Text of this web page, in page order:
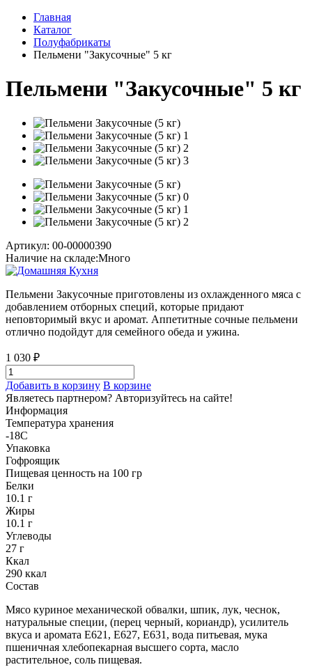
Главная
Каталог
Полуфабрикаты
Пельмени "Закусочные" 5 кг
Пельмени "Закусочные" 5 кг
Артикул: 00-00000390
Наличие на складе:Много
Пельмени Закусочные приготовлены из охлажденного мяса с
добавлением отборных специй, которые придают
неповторимый вкус и аромат. Аппетитные сочные пельмени
отлично подойдут для семейного обеда и ужина.
1 030 ₽
Добавить в корзину В корзине
Являетесь партнером? Авторизуйтесь на сайте!
Информация
Температура хранения
-18С
Упаковка
Гофроящик
Пищевая ценность на 100 гр
Белки
10.1 г
Жиры
10.1 г
Углеводы
27 г
Ккал
290 ккал
Состав
Мясо куриное механической обвалки, шпик, лук, чеснок,
натуральные специи, (перец черный, кориандр), усилитель
вкуса и аромата Е621, Е627, Е631, вода питьевая, мука
пшеничная хлебопекарная высшего сорта, масло
растительное, соль пищевая.